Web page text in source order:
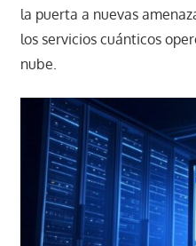
la puerta a nuevas
los servicios cuánticos
nube.